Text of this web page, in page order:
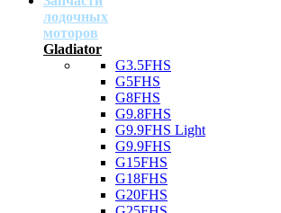
лодочных
моторов
Gladiator
G3.5FHS
G5FHS
G8FHS
G9.8FHS
G9.9FHS Light
G9.9FHS
G15FHS
G18FHS
G20FHS